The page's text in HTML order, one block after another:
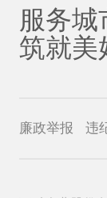
服务城
筑就美
廉政举报 违